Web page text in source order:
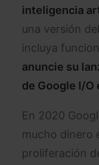
inteligencia
una versión
incluya
anuncie su
de Google I/O
En 2020
mucho dinero
proliferación